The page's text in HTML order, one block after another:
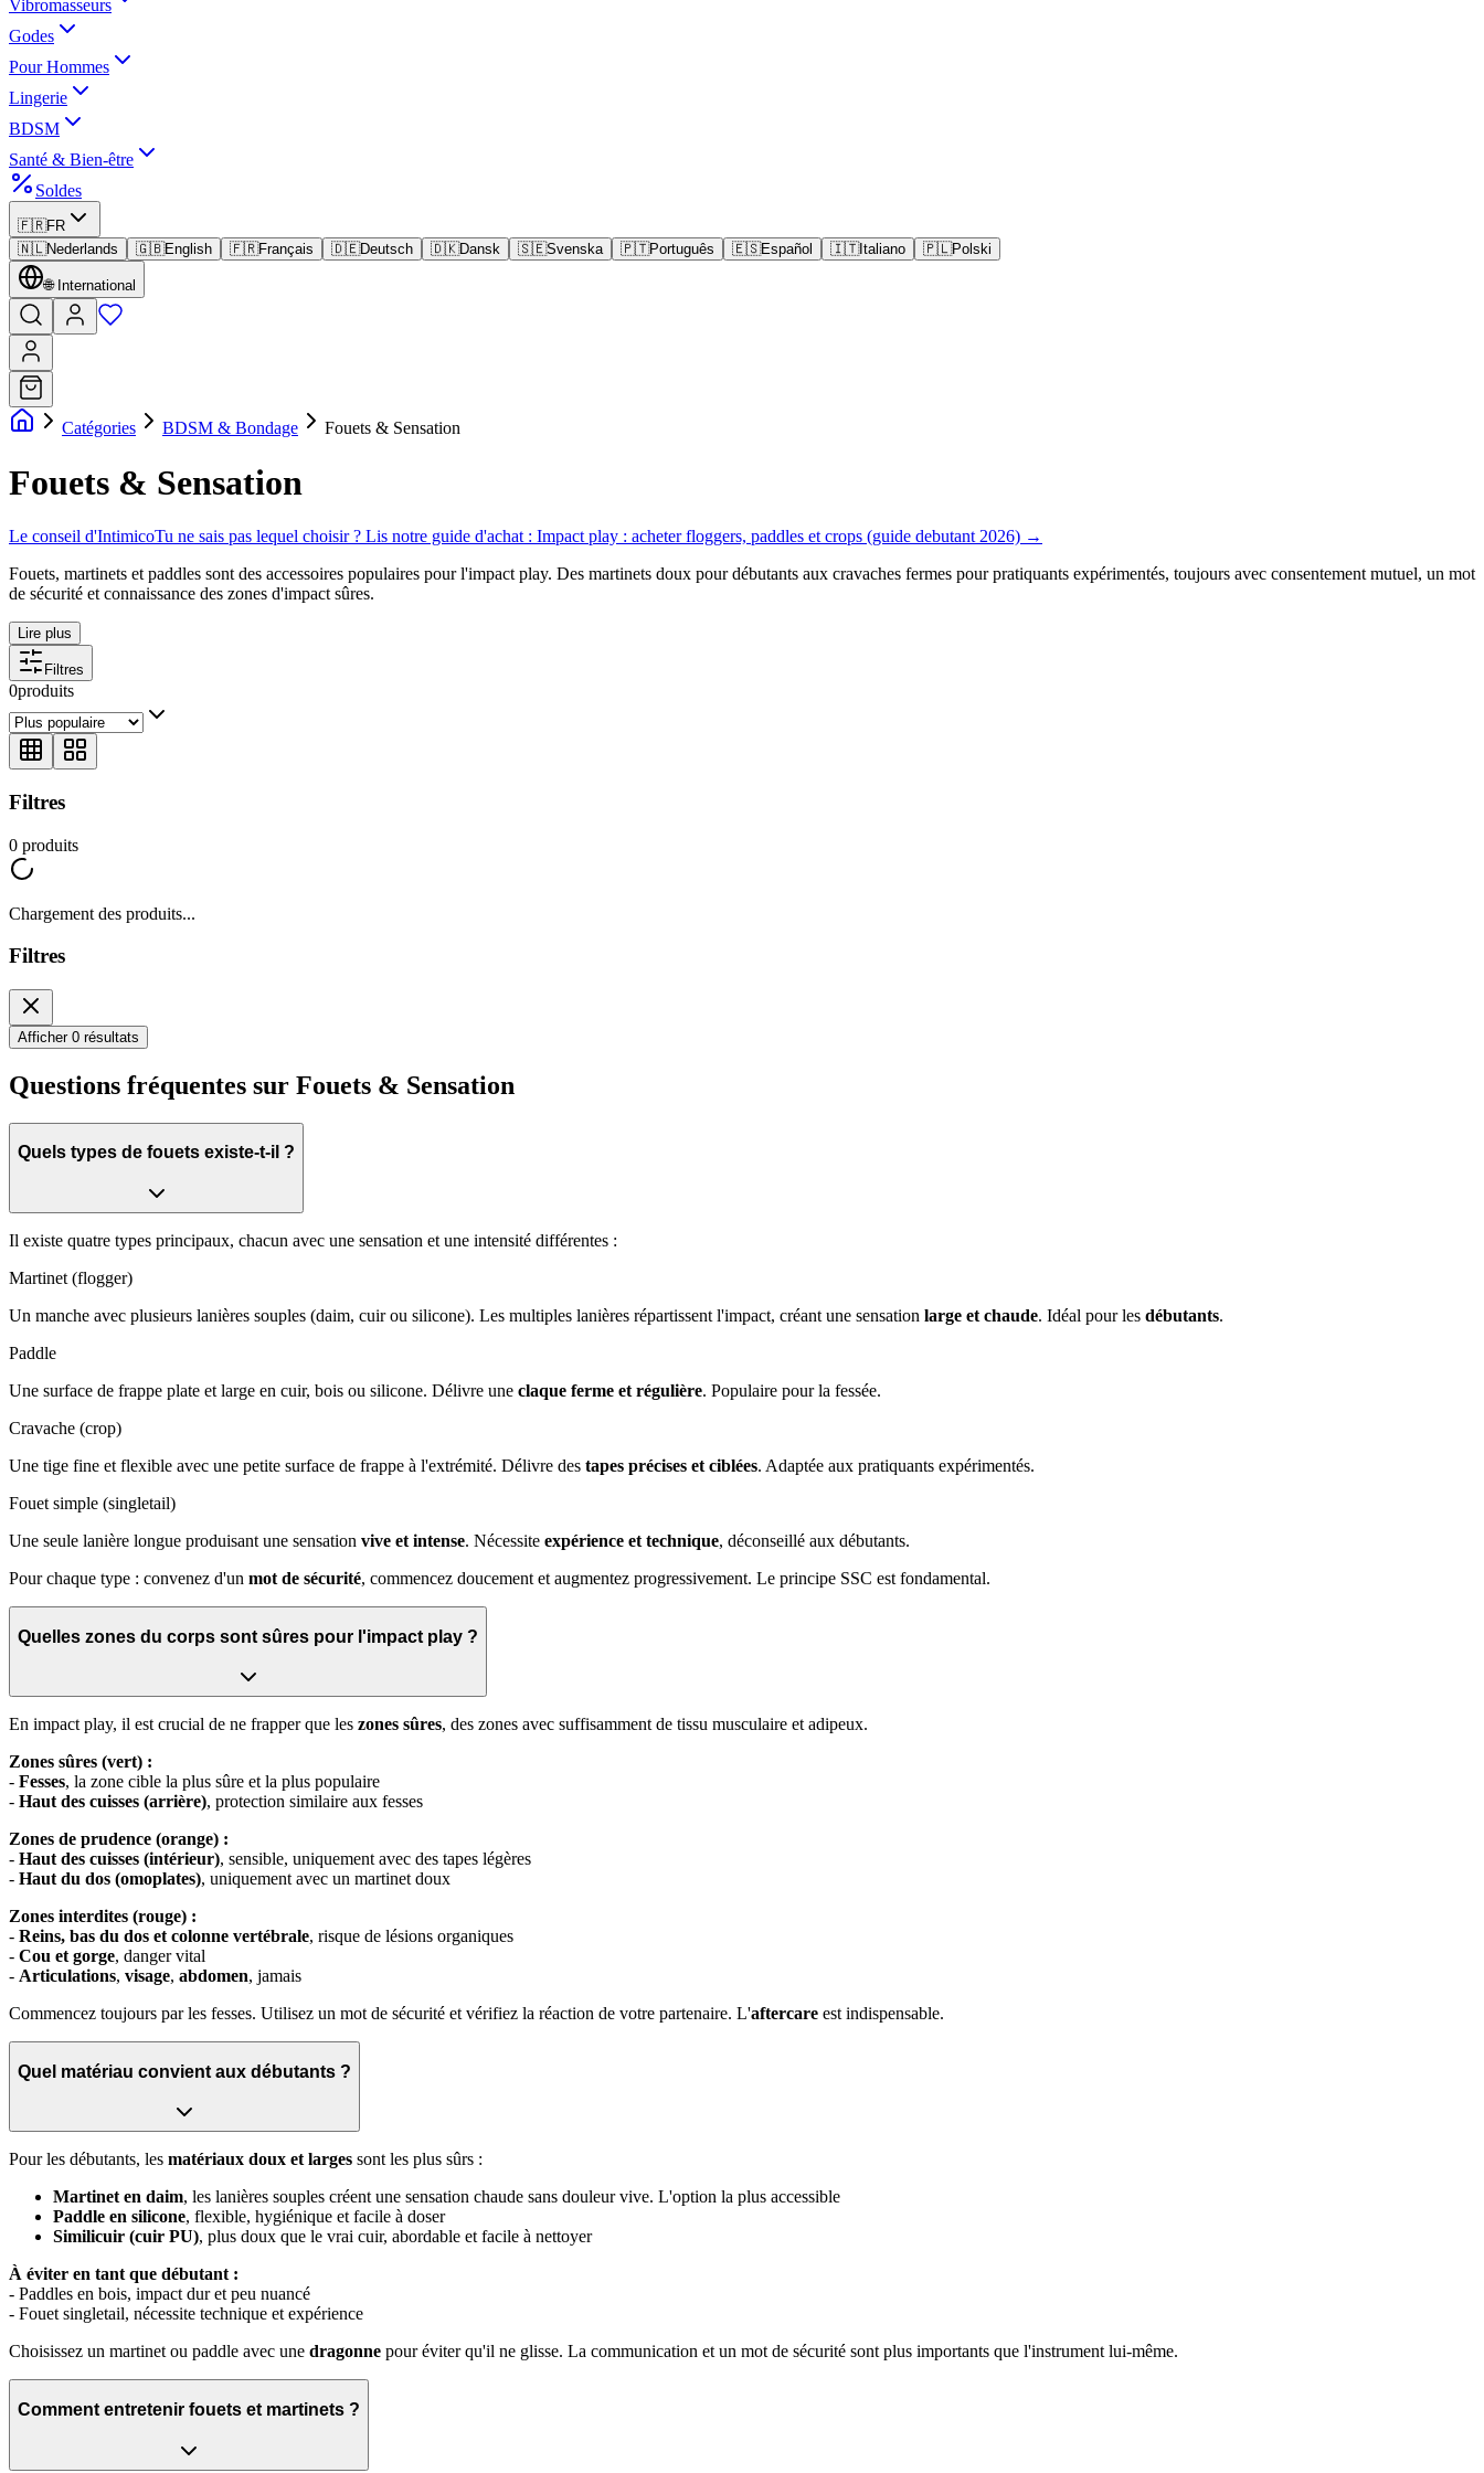
Vibromasseurs
Godes
Pour Hommes
Lingerie
BDSM
Santé & Bien-être
Soldes
🇫🇷FR
🇳🇱Nederlands 🇬🇧English 🇫🇷Français 🇩🇪Deutsch 🇩🇰Dansk 🇸🇪Svenska 🇵🇹Português 🇪🇸Español 🇮🇹Italiano 🇵🇱Polski
🌐 International
Catégories BDSM & Bondage Fouets & Sensation
Fouets & Sensation
Le conseil d'IntimicoTu ne sais pas lequel choisir ? Lis notre guide d'achat : Impact play : acheter floggers, paddles et crops (guide debutant 2026) →
Fouets, martinets et paddles sont des accessoires populaires pour l'impact play. Des martinets doux pour débutants aux cravaches fermes pour pratiquants expérimentés, toujours avec consentement mutuel, un mot
de sécurité et connaissance des zones d'impact sûres.
Lire plus
Filtres
0produits
Filtres
0 produits
Chargement des produits...
Filtres
Afficher 0 résultats
Questions fréquentes sur Fouets & Sensation
Quels types de fouets existe-t-il ?
Il existe quatre types principaux, chacun avec une sensation et une intensité différentes :
Martinet (flogger)
Un manche avec plusieurs lanières souples (daim, cuir ou silicone). Les multiples lanières répartissent l'impact, créant une sensation large et chaude. Idéal pour les débutants.
Paddle
Une surface de frappe plate et large en cuir, bois ou silicone. Délivre une claque ferme et régulière. Populaire pour la fessée.
Cravache (crop)
Une tige fine et flexible avec une petite surface de frappe à l'extrémité. Délivre des tapes précises et ciblées. Adaptée aux pratiquants expérimentés.
Fouet simple (singletail)
Une seule lanière longue produisant une sensation vive et intense. Nécessite expérience et technique, déconseillé aux débutants.
Pour chaque type : convenez d'un mot de sécurité, commencez doucement et augmentez progressivement. Le principe SSC est fondamental.
Quelles zones du corps sont sûres pour l'impact play ?
En impact play, il est crucial de ne frapper que les zones sûres, des zones avec suffisamment de tissu musculaire et adipeux.
Zones sûres (vert) :
- Fesses, la zone cible la plus sûre et la plus populaire
- Haut des cuisses (arrière), protection similaire aux fesses
Zones de prudence (orange) :
- Haut des cuisses (intérieur), sensible, uniquement avec des tapes légères
- Haut du dos (omoplates), uniquement avec un martinet doux
Zones interdites (rouge) :
- Reins, bas du dos et colonne vertébrale, risque de lésions organiques
- Cou et gorge, danger vital
- Articulations, visage, abdomen, jamais
Commencez toujours par les fesses. Utilisez un mot de sécurité et vérifiez la réaction de votre partenaire. L'aftercare est indispensable.
Quel matériau convient aux débutants ?
Pour les débutants, les matériaux doux et larges sont les plus sûrs :
Martinet en daim, les lanières souples créent une sensation chaude sans douleur vive. L'option la plus accessible
Paddle en silicone, flexible, hygiénique et facile à doser
Similicuir (cuir PU), plus doux que le vrai cuir, abordable et facile à nettoyer
À éviter en tant que débutant :
- Paddles en bois, impact dur et peu nuancé
- Fouet singletail, nécessite technique et expérience
Choisissez un martinet ou paddle avec une dragonne pour éviter qu'il ne glisse. La communication et un mot de sécurité sont plus importants que l'instrument lui-même.
Comment entretenir fouets et martinets ?